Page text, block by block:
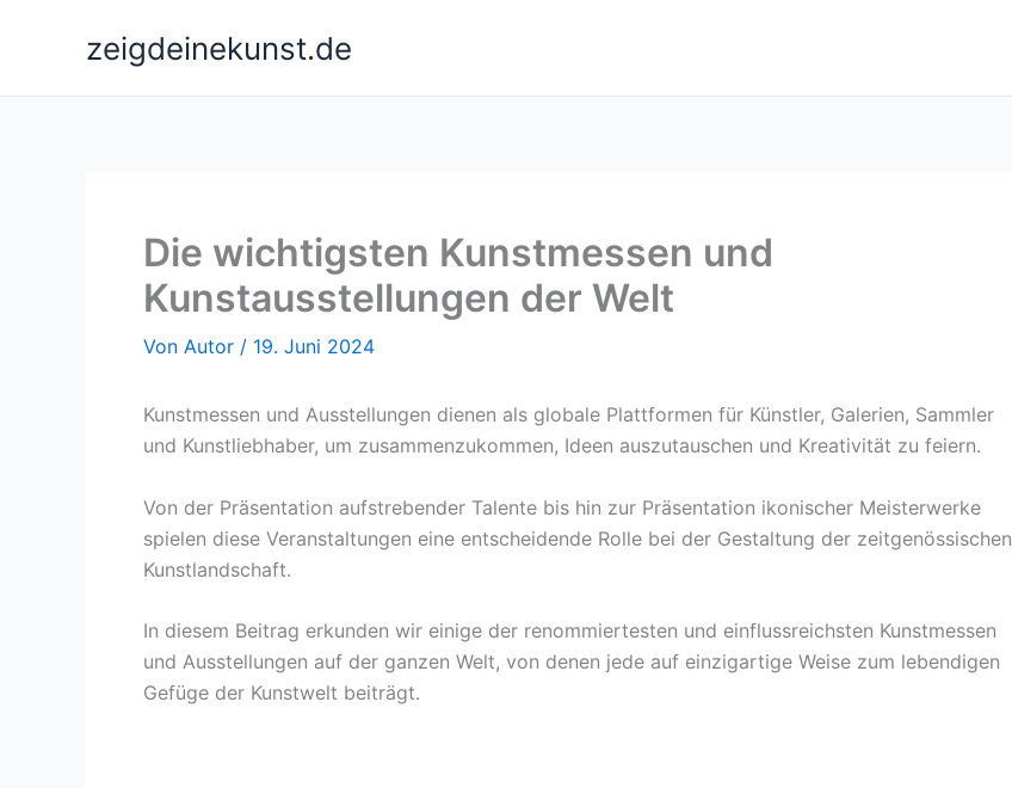
zeigdeinekunst.de
Die wichtigsten Kunstmessen und
Kunstausstellungen der Welt
Von Autor / 19. Juni 2024
Kunstmessen und Ausstellungen dienen als globale Plattformen für Künstler, Galerien, Sammler
und Kunstliebhaber, um zusammenzukommen, Ideen auszutauschen und Kreativität zu feiern.
Von der Präsentation aufstrebender Talente bis hin zur Präsentation ikonischer Meisterwerke
spielen diese Veranstaltungen eine entscheidende Rolle bei der Gestaltung der zeitgenössischen
Kunstlandschaft.
In diesem Beitrag erkunden wir einige der renommiertesten und einflussreichsten Kunstmessen
und Ausstellungen auf der ganzen Welt, von denen jede auf einzigartige Weise zum lebendigen
Gefüge der Kunstwelt beiträgt.